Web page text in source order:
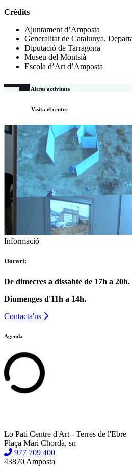
Crèdits
Ajuntament d’Amposta
Generalitat de Catalunya.
Diputació de Tarragona
Museu del Montsià
Escola d’Art d’Amposta
Altres activitats
Visita el centre
Informació
Horari:
De dimecres a dissabte de 17h a 20h.
Diumenges d'11h a 14h.
Contacta'ns
Agenda
Lo Pati Centre d'Art - Terres de l'Ebre
Plaça Mari Chordà, sn
977 709 400
43870 Amposta